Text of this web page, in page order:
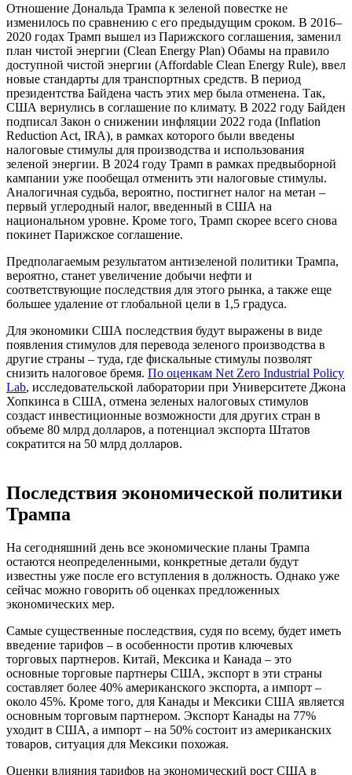
Отношение Дональда Трампа к зеленой повестке не
изменилось по сравнению с его предыдущим сроком. В 2016–
2020 годах Трамп вышел из Парижского соглашения, заменил
план чистой энергии (Clean Energy Plan) Обамы на правило
доступной чистой энергии (Affordable Clean Energy Rule), ввел
новые стандарты для транспортных средств. В период
президентства Байдена часть этих мер была отменена. Так,
США вернулись в соглашение по климату. В 2022 году Байден
подписал Закон о снижении инфляции 2022 года (Inflation
Reduction Act, IRA), в рамках которого были введены
налоговые стимулы для производства и использования
зеленой энергии. В 2024 году Трамп в рамках предвыборной
кампании уже пообещал отменить эти налоговые стимулы.
Аналогичная судьба, вероятно, постигнет налог на метан –
первый углеродный налог, введенный в США на
национальном уровне. Кроме того, Трамп скорее всего снова
покинет Парижское соглашение.
Предполагаемым результатом антизеленой политики Трампа,
вероятно, станет увеличение добычи нефти и
соответствующие последствия для этого рынка, а также еще
большее удаление от глобальной цели в 1,5 градуса.
Для экономики США последствия будут выражены в виде
появления стимулов для перевода зеленого производства в
другие страны – туда, где фискальные стимулы позволят
снизить налоговое бремя. По оценкам Net Zero Industrial Policy
Lab, исследовательской лаборатории при Университете Джона
Хопкинса в США, отмена зеленых налоговых стимулов
создаст инвестиционные возможности для других стран в
объеме 80 млрд долларов, а потенциал экспорта Штатов
сократится на 50 млрд долларов.
Последствия экономической политики
Трампа
На сегодняшний день все экономические планы Трампа
остаются неопределенными, конкретные детали будут
известны уже после его вступления в должность. Однако уже
сейчас можно говорить об оценках предложенных
экономических мер.
Самые существенные последствия, судя по всему, будет иметь
введение тарифов – в особенности против ключевых
торговых партнеров. Китай, Мексика и Канада – это
основные торговые партнеры США, экспорт в эти страны
составляет более 40% американского экспорта, а импорт –
около 45%. Кроме того, для Канады и Мексики США является
основным торговым партнером. Экспорт Канады на 77%
уходит в США, а импорт – на 50% состоит из американских
товаров, ситуация для Мексики похожая.
Оценки влияния тарифов на экономический рост США в